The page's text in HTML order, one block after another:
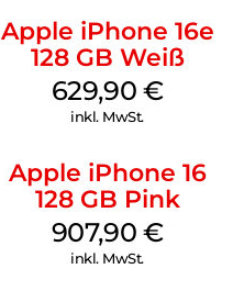
Apple iPhone 16e
128 GB Weiß
629,90 €
inkl. MwSt.
Apple iPhone 16
128 GB Pink
907,90 €
inkl. MwSt.